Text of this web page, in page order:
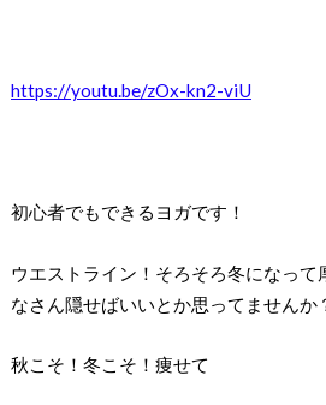
https://youtu.be/zOx-kn2-viU
初心者でもできるヨガです！
ウエストライン！そろそろ冬になっ
なさん隠せばいいとか思ってませんか
秋こそ！冬こそ！痩せて